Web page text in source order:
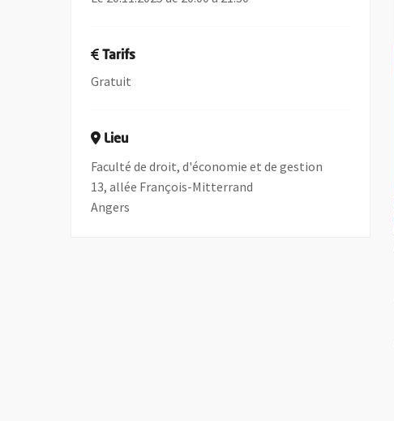
Tarifs
Gratuit
Lieu
Faculté de droit, d'économie et de gestion
13, allée François-Mitterrand
Angers